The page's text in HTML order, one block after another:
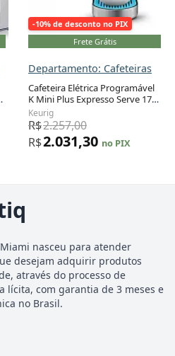
-10% de desconto no PIX
Frete Grátis
Departamento: Cafeteiras
Cafeteira Elétrica Programável
K Mini Plus Expresso Serve 177
ou 350 mL Aço Inoxidável, 110v,
KEURIG K21P, Azul
Keurig
R$2.257,00
R$2.031,30 no PIX
nasceu para atender
desejam adquirir produtos
através do processo de
lícita, com garantia de 3 meses e
no Brasil.